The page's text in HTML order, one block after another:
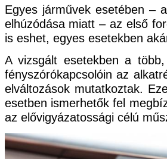
Egyes járművek esetében –
elhúzódása miatt – az első
is eshet, egyes esetekben
A vizsgált esetekben a
fényszórókapcsolóin az
elváltozások mutatkoztak.
esetben ismerhetők fel
az elővigyázatossági célú